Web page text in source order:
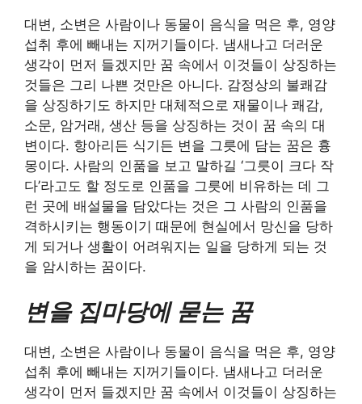
대변, 소변은 사람이나 동물이 음식을 먹은 후, 영양
섭취 후에 빼내는 지꺼기들이다. 냄새나고 더러운
생각이 먼저 들겠지만 꿈 속에서 이것들이 상징하는
것들은 그리 나쁜 것만은 아니다. 감정상의 불쾌감
을 상징하기도 하지만 대체적으로 재물이나 쾌감,
소문, 암거래, 생산 등을 상징하는 것이 꿈 속의 대
변이다. 항아리든 식기든 변을 그릇에 담는 꿈은 흉
몽이다. 사람의 인품을 보고 말하길 ‘그릇이 크다 작
다’라고도 할 정도로 인품을 그릇에 비유하는 데 그
런 곳에 배설물을 담았다는 것은 그 사람의 인품을
격하시키는 행동이기 때문에 현실에서 망신을 당하
게 되거나 생활이 어려워지는 일을 당하게 되는 것
을 암시하는 꿈이다.
변을 집마당에 묻는 꿈
대변, 소변은 사람이나 동물이 음식을 먹은 후, 영양
섭취 후에 빼내는 지꺼기들이다. 냄새나고 더러운
생각이 먼저 들겠지만 꿈 속에서 이것들이 상징하는